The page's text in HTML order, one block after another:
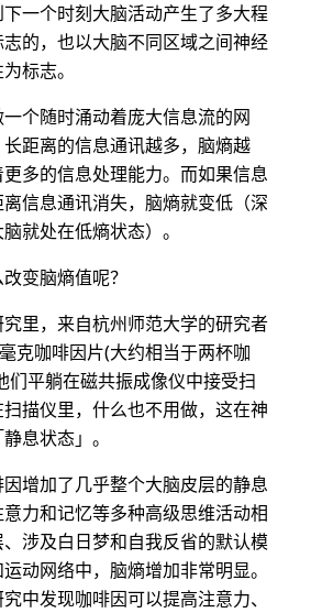
一个时刻大脑活动产生了多大程
的，也以大脑不同区域之间神经
标志。
个随时涌动着庞大信息流的网
距离的信息通讯越多，脑熵越
多的信息处理能力。而如果信息
信息通讯消失，脑熵就变低（深
就处在低熵状态）。
变脑熵值呢？
里，来自杭州师范大学的研究者
克咖啡因片(大约相当于两杯咖
们平躺在磁共振成像仪中接受扫
描仪里，什么也不用做，这在神
息状态」。
增加了几乎整个大脑皮层的静息
力和记忆等多种高级思维活动相
涉及白日梦和自我反省的默认模
动网络中，脑熵增加非常明显。
中发现咖啡因可以提高注意力、